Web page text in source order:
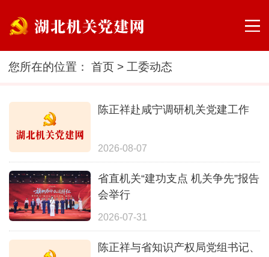
您所在的位置：首页 > 工委动态
陈正祥赴咸宁调研机关党建工作
2026-08-07
省直机关“建功支点 机关争先”报告
会举行
2026-07-31
陈正祥与省知识产权局党组书记、